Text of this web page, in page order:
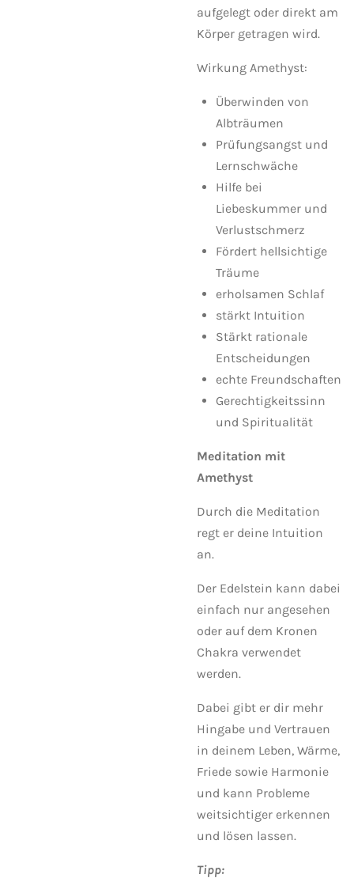
aufgelegt oder direkt am
Körper getragen wird.
Wirkung Amethyst:
Überwinden von
Albträumen
Prüfungsangst und
Lernschwäche
Hilfe bei
Liebeskummer und
Verlustschmerz
Fördert hellsichtige
Träume
erholsamen Schlaf
stärkt Intuition
Stärkt rationale
Entscheidungen
echte Freundschaften
Gerechtigkeitssinn
und Spiritualität
Meditation mit
Amethyst
Durch die Meditation
regt er deine Intuition
an.
Der Edelstein kann dabei
einfach nur angesehen
oder auf dem Kronen
Chakra verwendet
werden.
Dabei gibt er dir mehr
Hingabe und Vertrauen
in deinem Leben, Wärme,
Friede sowie Harmonie
und kann Probleme
weitsichtiger erkennen
und lösen lassen.
Tipp: